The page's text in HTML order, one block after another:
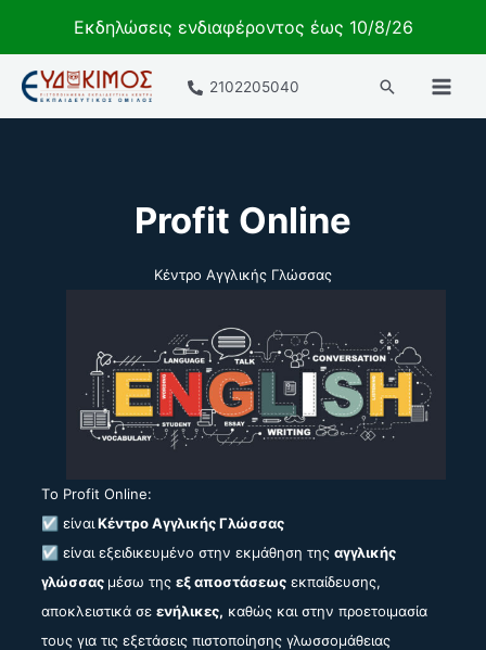
Εκδηλώσεις ενδιαφέροντος έως 10/8/26
Μετάβαση
στο
περιεχόμενο
2102205040 Αναζήτηση
Profit Online
Κέντρο Αγγλικής Γλώσσας
Tο Profit Online:
☑️ είναιΚέντρο Αγγλικής Γλώσσας
☑️ είναι εξειδικευμένο στην εκμάθηση της αγγλικής
γλώσσας μέσω της εξ αποστάσεωςεκπαίδευσης,
αποκλειστικά σε ενήλικες, καθώς και στην προετοιμασία
τους για τις εξετάσεις πιστοποίησης γλωσσομάθειας